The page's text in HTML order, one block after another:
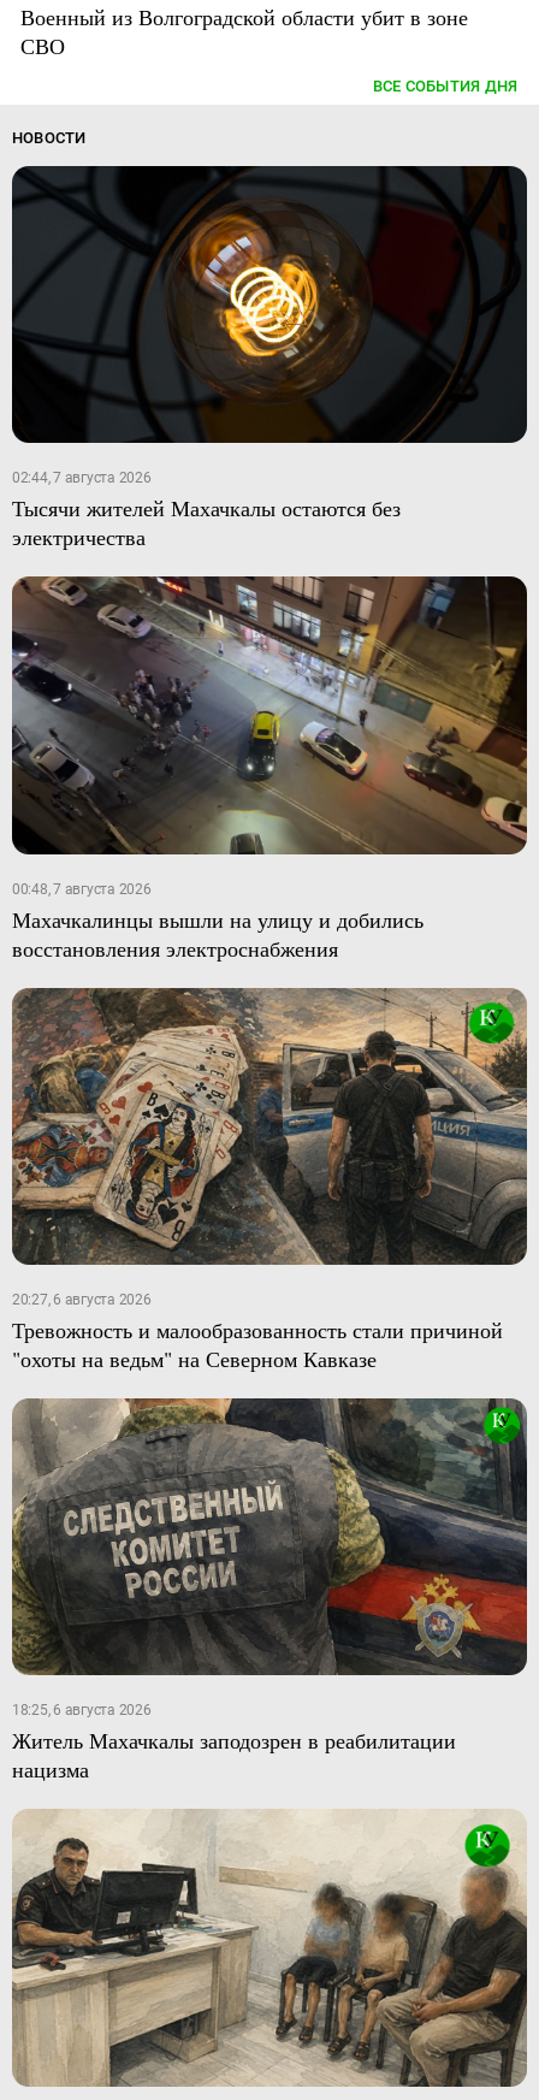
Военный из Волгоградской области убит в зоне
СВО
ВСЕ СОБЫТИЯ ДНЯ
НОВОСТИ
02:44, 7 августа 2026
Тысячи жителей Махачкалы остаются без
электричества
00:48, 7 августа 2026
Махачкалинцы вышли на улицу и добились
восстановления электроснабжения
20:27, 6 августа 2026
Тревожность и малообразованность стали причиной
"охоты на ведьм" на Северном Кавказе
18:25, 6 августа 2026
Житель Махачкалы заподозрен в реабилитации
нацизма